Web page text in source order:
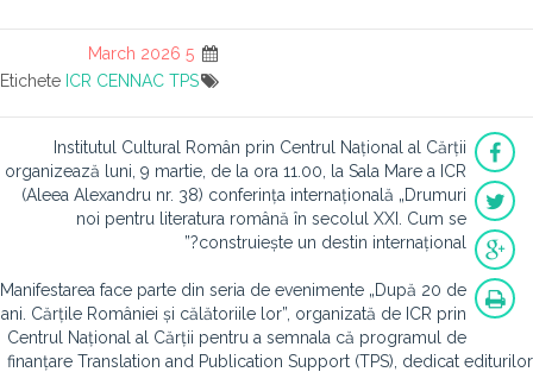
Etichete ICR CENNAC TPS
Institutul Cultural Român prin Centrul Național al Cărții
organizează luni, 9 martie, de la ora 11.00, la Sala Mare a ICR
(Aleea Alexandru nr. 38) conferința internațională „Drumuri
noi pentru literatura română în secolul XXI. Cum se
construiește un destin internațional?”
Manifestarea face parte din seria de evenimente „După 20 de
ani. Cărțile României și călătoriile lor”, organizată de ICR prin
Centrul Național al Cărții pentru a semnala că programul de
finanțare Translation and Publication Support (TPS), dedicat editurilor